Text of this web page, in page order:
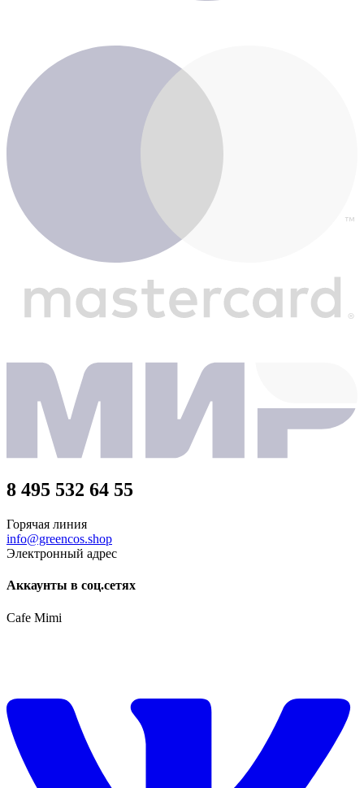
8 495 532 64 55
Горячая линия
info@greencos.shop
Электронный адрес
Аккаунты в соц.сетях
Cafe Mimi